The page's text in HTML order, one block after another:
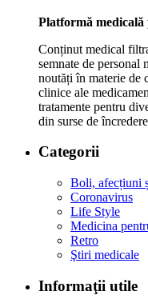
Platformă medicală
Conținut medical
semnate de
noutăți în materie de
clinice ale
tratamente pentru
din surse de
Categorii
Boli, afecțiuni
Coronavirus
Life Style
Medicina
Retro
Ştiri medicale
Informaţii utile